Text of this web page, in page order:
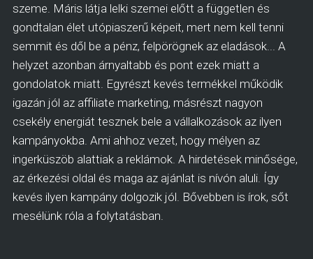
szeme. Máris látja lelki szemei előtt a független és
gondtalan élet utópiaszerű képeit, mert nem kell tenni
semmit és dől be a pénz, felpörögnek az eladások... A
helyzet azonban árnyaltabb és pont ezek miatt a
gondolatok miatt. Egyrészt kevés termékkel működik
igazán jól az affiliate marketing, másrészt nagyon
csekély energiát tesznek bele a vállalkozások az ilyen
kampányokba. Ami ahhoz vezet, hogy mélyen az
ingerküszöb alattiak a reklámok. A hirdetések minősége,
az érkezési oldal és maga az ajánlat is nívón aluli. Így
kevés ilyen kampány dolgozik jól. Bővebben is írok, sőt
mesélünk róla a folytatásban.